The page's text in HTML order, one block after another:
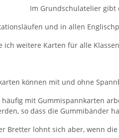
Im Grundschulatelier gibt
und in allen
ich weitere Karten für alle
können mit und ohne
häufig mit Gummispannkarten
so dass die Gummibänder
Bretter lohnt sich aber, wenn